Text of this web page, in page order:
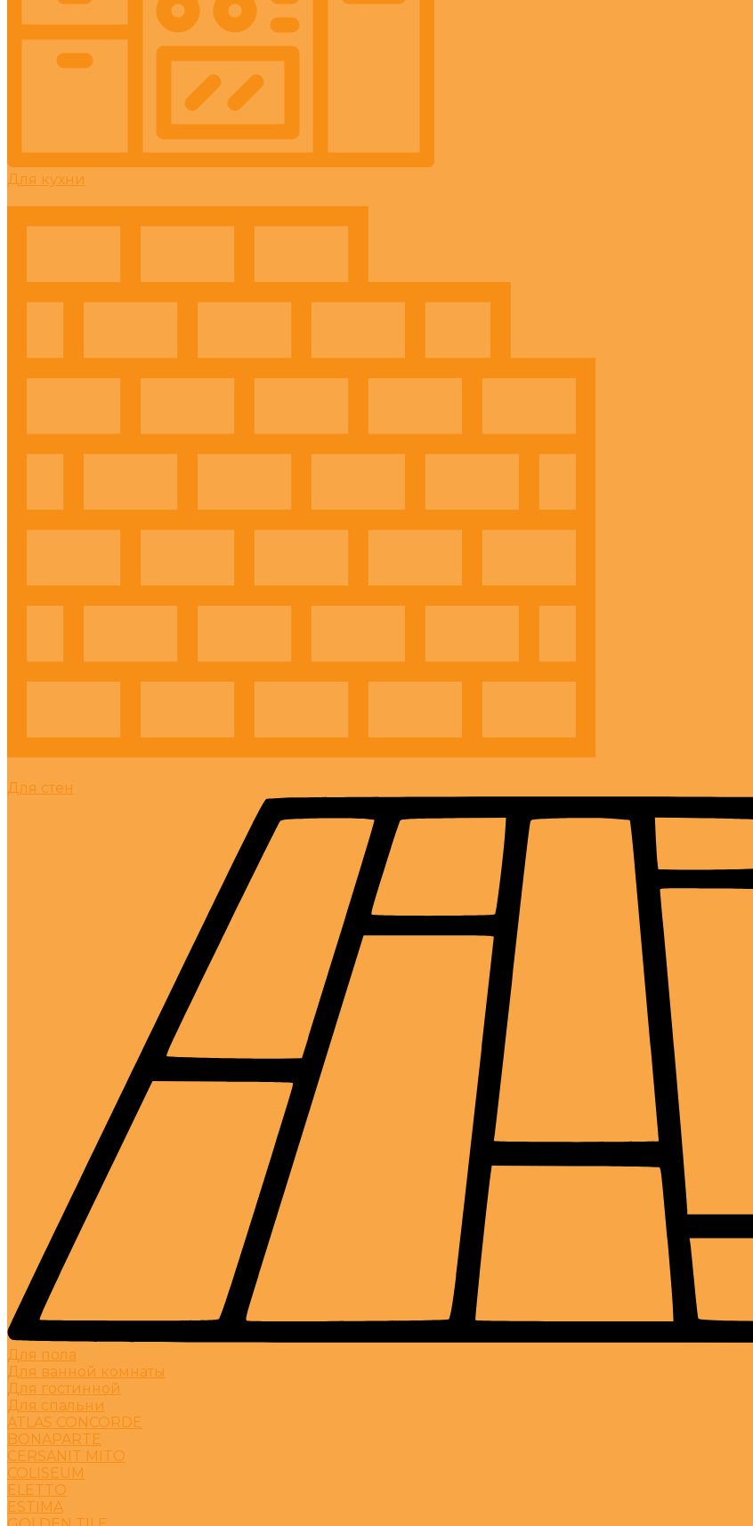
Для кухни
Для стен
Для пола
Для ванной комнаты
Для гостинной
Для спальни
ATLAS CONCORDE
BONAPARTE
CERSANIT MITO
COLISEUM
ELETTO
ESTIMA